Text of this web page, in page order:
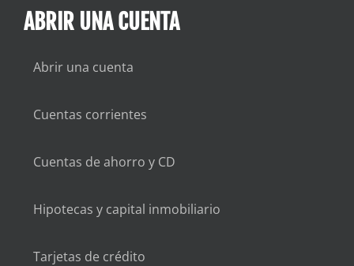
ABRIR UNA CUENTA
Abrir una cuenta
Cuentas corrientes
Cuentas de ahorro y CD
Hipotecas y capital inmobiliario
Tarjetas de crédito